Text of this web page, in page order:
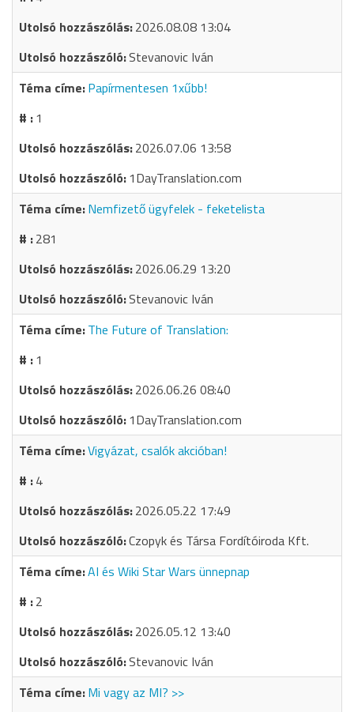
2026.08.08 13:04
Stevanovic Iván
Papírmentesen 1xűbb!
1
2026.07.06 13:58
1DayTranslation.com
Nemfizető ügyfelek - feketelista
281
2026.06.29 13:20
Stevanovic Iván
The Future of Translation:
1
2026.06.26 08:40
1DayTranslation.com
Vigyázat, csalók akcióban!
4
2026.05.22 17:49
Czopyk és Társa Fordítóiroda Kft.
AI és Wiki Star Wars ünnepnap
2
2026.05.12 13:40
Stevanovic Iván
Mi vagy az MI? >>